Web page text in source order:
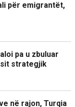
për emigrantët,
pa u zbuluar
strategjik
në rajon, Turqia